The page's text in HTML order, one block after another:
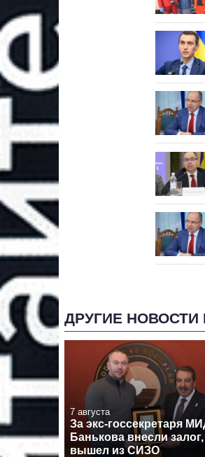
ДРУГИЕ НОВОСТИ
7 августа
За экс-госсекретаря
Банькова внесли
вышел из СИЗО